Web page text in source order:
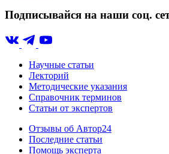
Подписывайся на наши соц.
Научные статьи
Лекторий
Методические указания
Справочник терминов
Статьи от экспертов
Отзывы об Автор24
Последние статьи
Помощь эксперта